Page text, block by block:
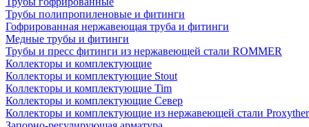
Трубы полипропиленовые и фитинги
Гофрированная нержавеющая труба и фитинги
Медные трубы и фитинги
Трубы и пресс фитинги из нержавеющей стали ROMMER
Коллекторы и комплектующие
Коллекторы и комплектующие Stout
Коллекторы и комплектующие Tim
Коллекторы и комплектующие Север
Коллекторы и комплектующие из нержавеющей стали